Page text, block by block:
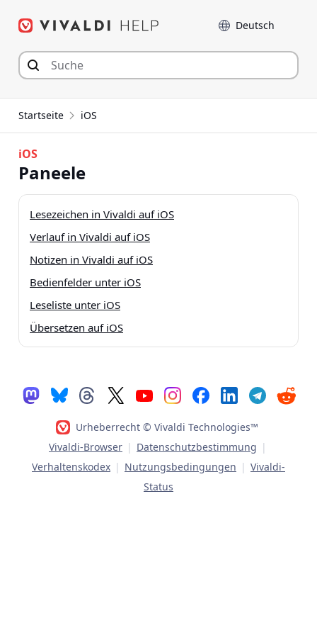
Inhalt
Sprache
Startseite iOS
iOS
Paneele
Lesezeichen in Vivaldi auf iOS
Verlauf in Vivaldi auf iOS
Notizen in Vivaldi auf iOS
Bedienfelder unter iOS
Leseliste unter iOS
Übersetzen auf iOS
Urheberrecht © Vivaldi Technologies™
Vivaldi-Browser | Datenschutzbestimmung |
Verhaltenskodex | Nutzungsbedingungen | Vivaldi-
Status